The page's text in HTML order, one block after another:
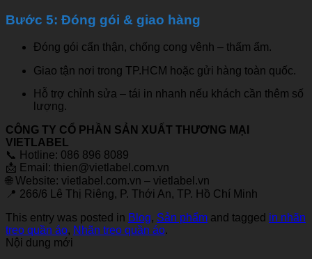
Bước 5: Đóng gói & giao hàng
Đóng gói cẩn thận, chống cong vênh – thấm ẩm.
Giao tận nơi trong TP.HCM hoặc gửi hàng toàn quốc.
Hỗ trợ chỉnh sửa – tái in nhanh nếu khách cần thêm số
lượng.
CÔNG TY CỔ PHẦN SẢN XUẤT THƯƠNG MẠI
VIETLABEL
📞 Hotline: 086 896 8089
📩 Email: thien@vietlabel.com.vn
🌐 Website: vietlabel.com.vn – vietlabel.vn
📍 266/6 Lê Thị Riêng, P. Thới An, TP. Hồ Chí Minh
This entry was posted in Blog, Sản phẩm and tagged in nhãn
treo quần áo, Nhãn treo quần áo.
Nội dung mới